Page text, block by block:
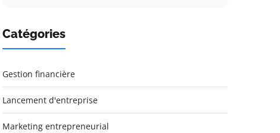
Catégories
Gestion financière
Lancement d'entreprise
Marketing entrepreneurial